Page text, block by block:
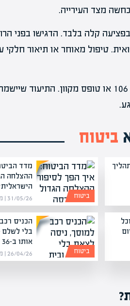
מצד העירייה.
קלה בלבד. הדגישו בפני
טיפול מאוחר או תיאור
רצוי גם לדווח לעירייה בהקדם, דרך מוקד 106 או טופס
ביטוח
מדד
ההצלחה
31/05/26 | מערכת אפיק ביטוח
הכניס
בלי לשלם
אותו ב-36 אלף שקל
26/04/26 | מערכת אפיק ביטוח